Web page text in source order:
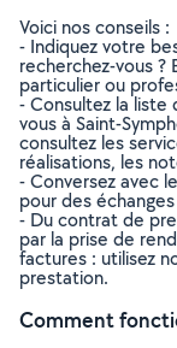
Voici nos conseils :
- Indiquez votre
recherchez-vous
particulier ou
- Consultez la
vous à Saint-
consultez les
réalisations, les
- Conversez avec
pour des
- Du contrat de
par la prise de
factures : utilisez
prestation.
Comment